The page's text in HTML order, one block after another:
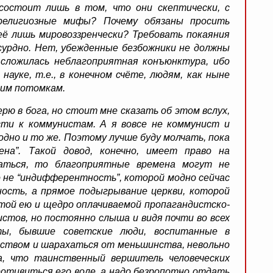
лишь в том, что они скептически, с
мифы? Почему обязаны просить
мировоззренчески? Требовать покаяния
Нет, убежденные безбожники не должны
неблагоприятная конъюнктура, ибо
т.е., в конечном счёте, людям, как ныне
потомкам.
в бога, но стоит мне сказать об этом вслух,
к коммунистам. А я вовсе не коммунист и
и то же. Поэтому лучше буду молчать, пока
Такой довод, конечно, имеет право на
то благоприятные времена могут не
“индифферентность”, которой модно сейчас
а прямое подыгрывание церкви, которой
ею и щедро оплачиваемой пропагандистско-
но постоянно слыша и видя почти во всех
бывшие советские люди, воспитанные в
и шарахаться от меньшинства, невольно
что таинственный вершитель человеческих